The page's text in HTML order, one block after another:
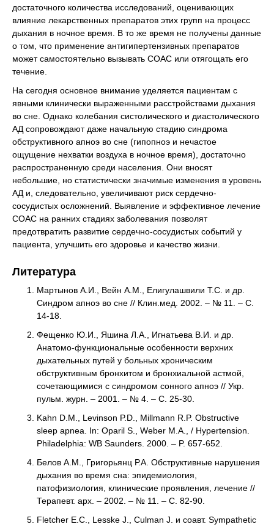
достаточного количества исследований, оценивающих
влияние лекарственных препаратов этих групп на процесс
дыхания в ночное время. В то же время не получены данные
о том, что применение антигипертензивных препаратов
может самостоятельно вызывать СОАС или отягощать его
течение.
На сегодня основное внимание уделяется пациентам с
явными клинически выраженными расстройствами дыхания
во сне. Однако колебания систолического и диастолического
АД сопровождают даже начальную стадию синдрома
обструктивного апноэ во сне (гипопноэ и нечастое
ощущение нехватки воздуха в ночное время), достаточно
распространенную среди населения. Они вносят
небольшие, но статистически значимые изменения в уровень
АД и, следовательно, увеличивают риск сердечно-
сосудистых осложнений. Выявление и эффективное лечение
СОАС на ранних стадиях заболевания позволят
предотвратить развитие сердечно-сосудистых событий у
пациента, улучшить его здоровье и качество жизни.
Литература
Мартынов А.И., Вейн А.М., Елигулашвили Т.С. и др.
Синдром апноэ во сне // Клин.мед. 2002. – № 11. – С.
14-18.
Фещенко Ю.И., Яшина Л.А., Игнатьева В.И. и др.
Анатомо-функциональные особенности верхних
дыхательных путей у больных хроническим
обструктивным бронхитом и бронхиальной астмой,
сочетающимися с синдромом сонного апноэ // Укр.
пульм. журн. – 2001. – № 4. – С. 25-30.
Kahn D.M., Levinson P.D., Millmann R.P. Obstructive
sleep apnea. In: Oparil S., Weber M.A., / Hypertension.
Philadelphia: WB Saunders. 2000. – P. 657-652.
Белов А.М., Григорьянц Р.А. Обструктивные нарушения
дыхания во время сна: эпидемиология,
патофизиология, клинические проявления, лечение //
Терапевт. арх. – 2002. – № 11. – С. 82-90.
Fletcher E.C., Lesske J., Culman J. и соавт. Sympathetic